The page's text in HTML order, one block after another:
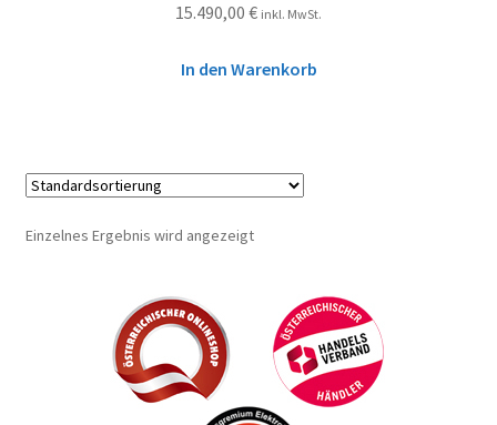
15.490,00 € inkl. MwSt.
In den Warenkorb
Einzelnes Ergebnis wird angezeigt